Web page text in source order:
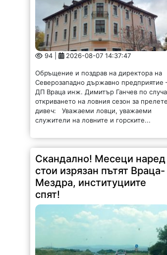
94 | 2026-08-07 14:37:47
Обръщение и поздрав на директора на
Северозападно държавно предприятие
ДП Враца инж. Димитър Ганчев по
откриването на ловния сезон за
дивеч: Уважаеми ловци, уважаеми
служители на ловните и горските...
Скандално! Месеци наред
стои изрязан пътят Враца-
Мездра, институциите
спят!